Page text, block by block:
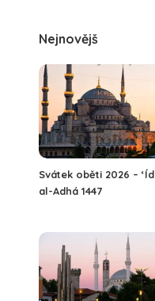
Nejnovějš
Svátek oběti 2026 – ‘Íd
al-Adhá 1447